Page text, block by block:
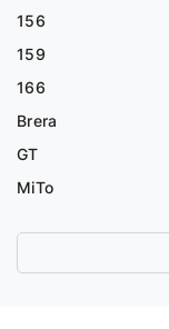
156
159
166
Brera
GT
MiTo